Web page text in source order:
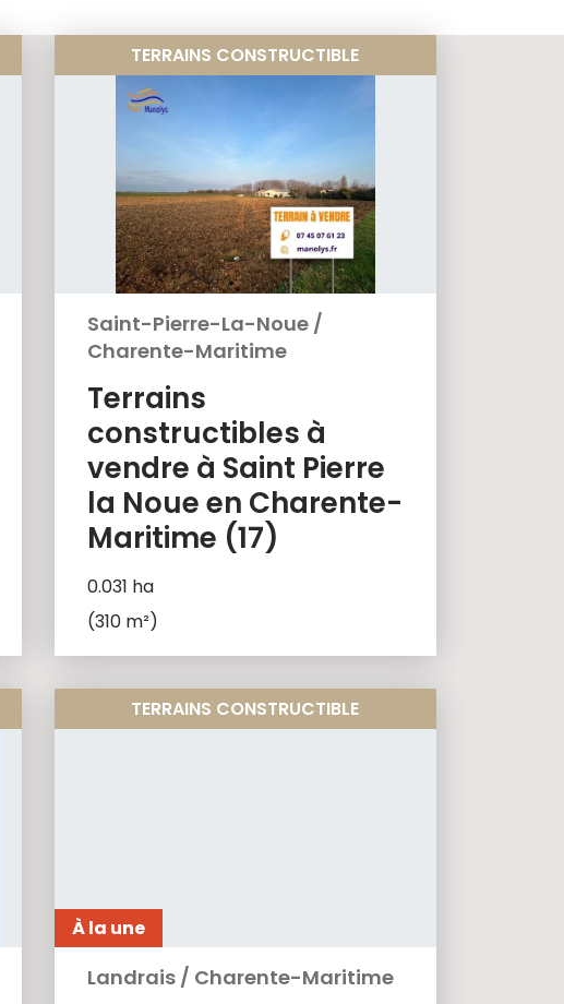
TERRAINS CONSTRUCTIBLE
Saint-Pierre-La-Noue/
Charente-Maritime
Terrains
constructibles à
vendre à Saint Pierre
la Noue en Charente-
Maritime (17)
0.031 ha
(310 m²)
TERRAINS CONSTRUCTIBLE
À la une
Landrais/ Charente-Maritime